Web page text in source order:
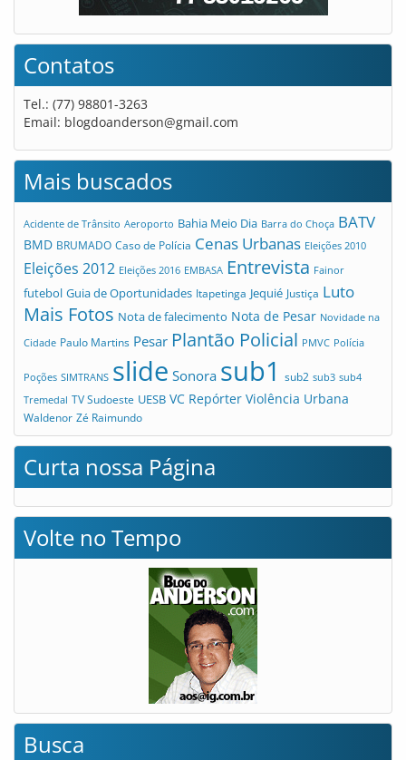
Contatos
Tel.: (77) 98801-3263
Email: blogdoanderson@gmail.com
Mais buscados
Acidente de Trânsito Aeroporto Bahia Meio Dia Barra do Choça BATV
BMD BRUMADO Caso de Polícia Cenas Urbanas Eleições 2010
Eleições 2012 Eleições 2016 EMBASA Entrevista Fainor
futebol Guia de Oportunidades Itapetinga Jequié Justiça Luto
Mais Fotos Nota de falecimento Nota de Pesar Novidade na
Cidade Paulo Martins Pesar Plantão Policial PMVC Polícia
Poções SIMTRANS slide Sonora sub1 sub2 sub3 sub4
Tremedal TV Sudoeste UESB VC Repórter Violência Urbana
Waldenor Zé Raimundo
Curta nossa Página
Volte no Tempo
Busca